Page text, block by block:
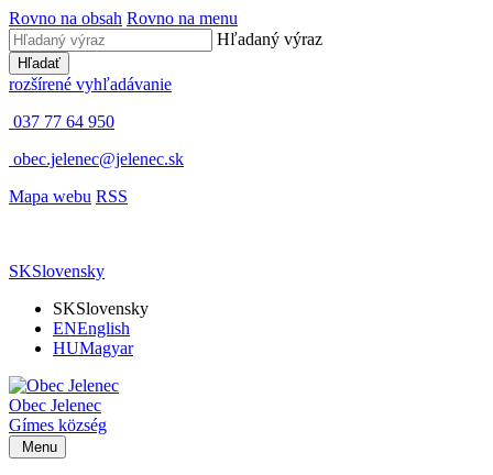
Rovno na obsah Rovno na menu
Hľadaný výraz
Hľadať
rozšírené vyhľadávanie
037 77 64 950
obec.jelenec@jelenec.sk
Mapa webu RSS
SKSlovensky
SKSlovensky
ENEnglish
HUMagyar
Obec Jelenec
Gímes község
Menu